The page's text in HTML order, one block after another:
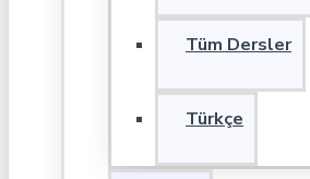
Tüm Dersler
Türkçe